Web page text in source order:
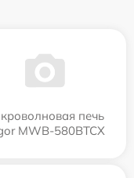
печь
MWB-580BTCX